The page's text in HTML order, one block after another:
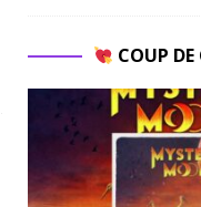
COUP DE